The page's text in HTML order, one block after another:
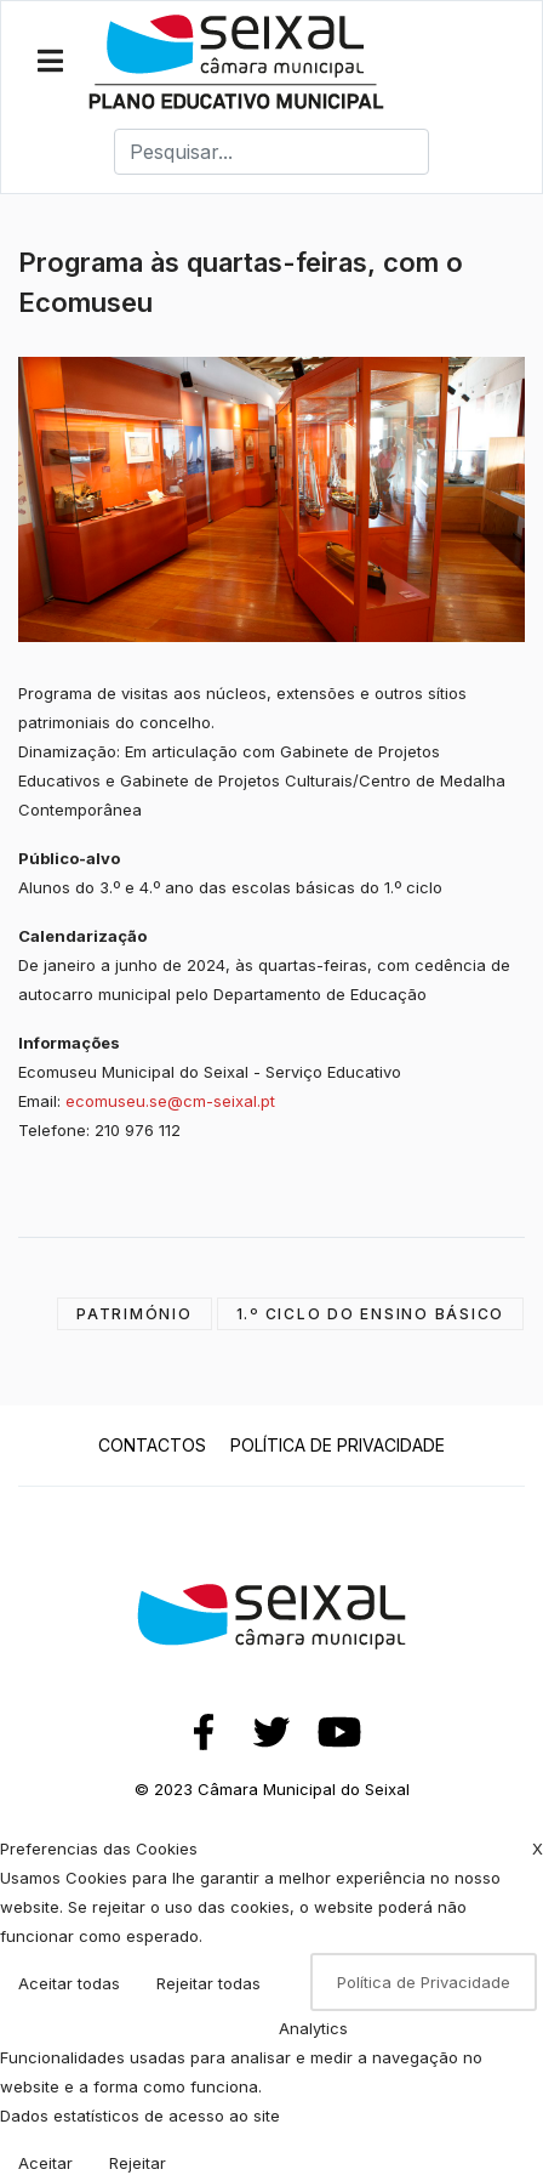
Programa às quartas-feiras, com o
Ecomuseu
Programa de visitas aos núcleos, extensões e outros sítios
patrimoniais do concelho.
Dinamização: Em articulação com Gabinete de Projetos
Educativos e Gabinete de Projetos Culturais/Centro de Medalha
Contemporânea
Público-alvo
Alunos do 3.º e 4.º ano das escolas básicas do 1.º ciclo
Calendarização
De janeiro a junho de 2024, às quartas-feiras, com cedência de
autocarro municipal pelo Departamento de Educação
Informações
Ecomuseu Municipal do Seixal - Serviço Educativo
Email: ecomuseu.se@cm-seixal.pt
Telefone: 210 976 112
PATRIMÓNIO 1.º CICLO DO ENSINO BÁSICO
CONTACTOS POLÍTICA DE PRIVACIDADE
© 2023 Câmara Municipal do Seixal
X
Preferencias das Cookies
Usamos Cookies para lhe garantir a melhor experiência no nosso
website. Se rejeitar o uso das cookies, o website poderá não
funcionar como esperado.
Aceitar todas Rejeitar todas Política de Privacidade
Analytics
Funcionalidades usadas para analisar e medir a navegação no
website e a forma como funciona.
Dados estatísticos de acesso ao site
Aceitar Rejeitar